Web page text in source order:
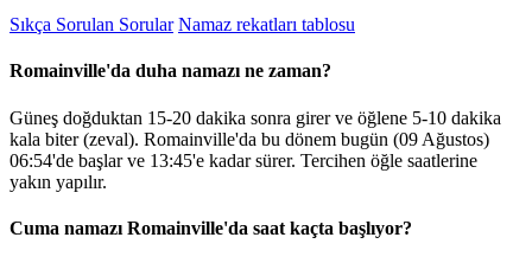
Sıkça Sorulan Sorular Namaz rekatları tablosu
Romainville'da duha namazı ne zaman?
Güneş doğduktan 15-20 dakika sonra girer ve öğlene 5-10 dakika
kala biter (zeval). Romainville'da bu dönem bugün (09 Ağustos)
06:54'de başlar ve 13:45'e kadar sürer. Tercihen öğle saatlerine
yakın yapılır.
Cuma namazı Romainville'da saat kaçta başlıyor?